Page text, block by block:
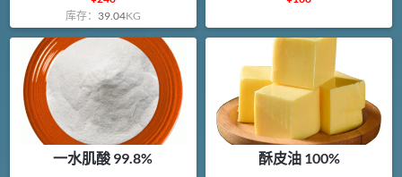
库存： 39.04KG
一水肌酸 99.8% 酥皮油 100%